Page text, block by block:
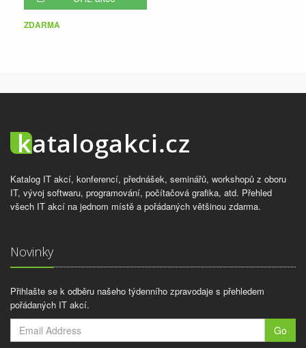
ZDARMA
Katalog IT akcí, konferencí, přednášek, seminářů, workshopů z oboru
IT, vývoj softwaru, programování, počítačová grafika, atd. Přehled
všech IT akcí na jednom místě a pořádaných většinou zdarma.
Novinky
Přihlašte se k odběru našeho týdenního zpravodaje s přehledem
pořádaných IT akcí.
Go